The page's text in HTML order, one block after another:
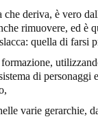
deriva, è vero
rimuovere, ed è
quella di farsi
di personaggi
varie gerarchie,